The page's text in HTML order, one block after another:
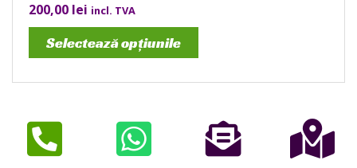
200,00 lei incl. TVA
Selectează opțiunile